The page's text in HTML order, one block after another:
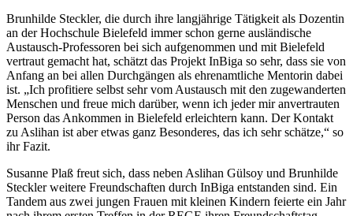
Brunhilde Steckler, die durch ihre langjährige Tätigkeit als Dozentin
an der Hochschule Bielefeld immer schon gerne ausländische
Austausch-Professoren bei sich aufgenommen und mit Bielefeld
vertraut gemacht hat, schätzt das Projekt InBiga so sehr, dass sie von
Anfang an bei allen Durchgängen als ehrenamtliche Mentorin dabei
ist. „Ich profitiere selbst sehr vom Austausch mit den zugewanderten
Menschen und freue mich darüber, wenn ich jeder mir anvertrauten
Person das Ankommen in Bielefeld erleichtern kann. Der Kontakt
zu Aslihan ist aber etwas ganz Besonderes, das ich sehr schätze,“ so
ihr Fazit.
Susanne Plaß freut sich, dass neben Aslihan Gülsoy und Brunhilde
Steckler weitere Freundschaften durch InBiga entstanden sind. Ein
Tandem aus zwei jungen Frauen mit kleinen Kindern feierte ein Jahr